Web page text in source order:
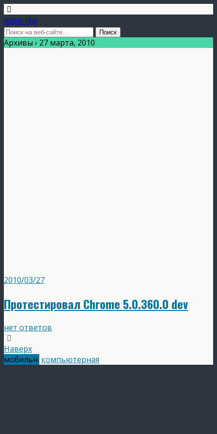
vdasus blog
Архивы › 27 марта, 2010
2010/03/27
Протестировал Chrome 5.0.360.0 dev
нет ответов
Наверх
мобильн. компьютерная